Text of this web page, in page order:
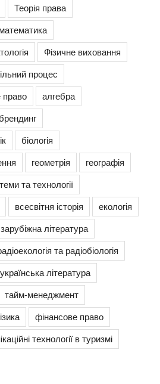
Теорія права
математика
Фізичне виховання
процес
право
алгебра
біологія
геометрія
географія
та технології
всесвітня історія
екологія
зарубіжна література
та радіобіологія
українська література
тайм-менеджмент
фінансове право
технології в туризмі